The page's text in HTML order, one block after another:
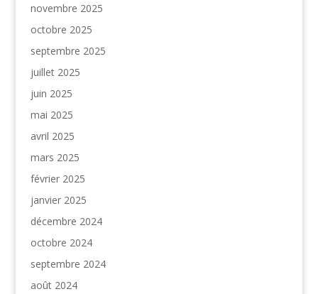
novembre 2025
octobre 2025
septembre 2025
juillet 2025
juin 2025
mai 2025
avril 2025
mars 2025
février 2025
janvier 2025
décembre 2024
octobre 2024
septembre 2024
août 2024